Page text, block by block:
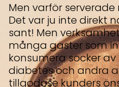
Men varför
Det var ju inte direkt
sant! Men
många gäster som
konsumera socker
diabetes och andra
tillgodose kunders